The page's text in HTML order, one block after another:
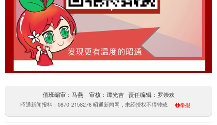
值班编审：马燕 审核：谭光吉 责任编辑：罗崇欢
昭通新闻报料：0870-2158276 昭通新闻网，未经授权不得转载 举报